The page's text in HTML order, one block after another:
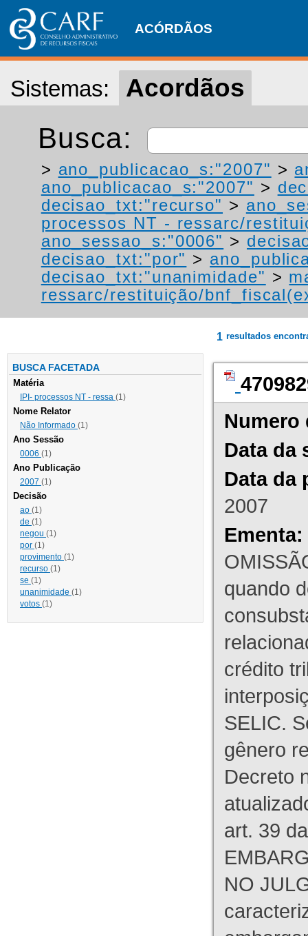
ACÓRDÃOS
Sistemas: Acordãos
Busca:
> ano_publicacao_s:"2007" >
ano_publicacao_s:"2007" >
decisao_txt:"recurso" >
processos NT - ressarc/
ano_sessao_s:"0006" >
decisao_txt:"por" >
decisao_txt:"unanimidade" >
ressarc/restituição/
BUSCA FACETADA
Matéria
IPI- processos NT - ressa (1)
Nome Relator
Não Informado (1)
Ano Sessão
0006 (1)
Ano Publicação
2007 (1)
Decisão
ao (1)
de (1)
negou (1)
por (1)
provimento (1)
recurso (1)
se (1)
unanimidade (1)
votos (1)
1 resultados
Numero
Data da
Data da
2007
Ementa:
quando
crédito
SELIC.
gênero
Decreto
art. 39
NO